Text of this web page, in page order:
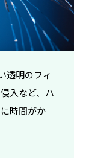
透明のフィ
入など、ハ
時間がか